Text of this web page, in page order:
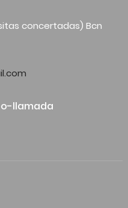
concertadas) Bcn
llamada